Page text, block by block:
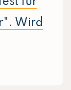
Wird